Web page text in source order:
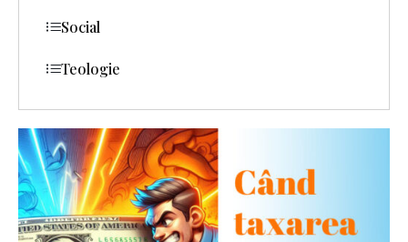
Social
Teologie